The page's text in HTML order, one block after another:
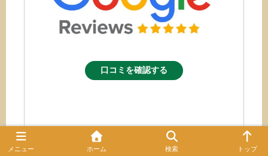
口コミを確認する
メニュー ホーム 検索 トップ